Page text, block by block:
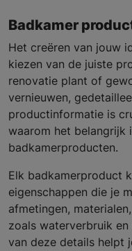
Badkamer
Het creëren van jouw
kiezen van de juiste
renovatie plant of
vernieuwen,
productinformatie is
waarom het belangrijk
badkamerproducten.
Elk badkamerproduct
eigenschappen die je
afmetingen,
zoals waterverbruik
van deze details helpt